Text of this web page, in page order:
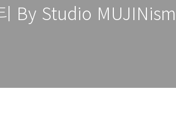
By Studio MUJINism